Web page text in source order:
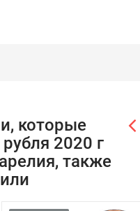
которые
2020 г
также